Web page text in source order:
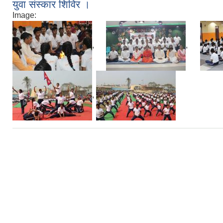
युवा संस्कार शिविर ।
Image:
, ,
,